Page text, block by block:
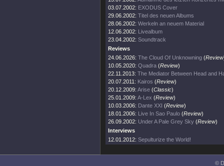
03.07.2002: EXODUS Cover
29.06.2002: Titel des neuen Albums
28.06.2002: Werkeln an neuem Material
12.06.2002: Livealbum
23.04.2002: Soundtrack
Reviews
24.06.2026: The Cloud Of Unknowning (Review
10.05.2020: Quadra (Review)
22.11.2013: The Mediator Between Head and
20.07.2011: Kairos (Review)
20.12.2009: Arise (Classic)
25.01.2009: A-Lex (Review)
10.03.2006: Dante XXI (Review)
18.01.2006: Live In Sao Paulo (Review)
26.09.2002: Under A Pale Grey Sky (Review)
Interviews
12.01.2012: Sepulturize the World!
©